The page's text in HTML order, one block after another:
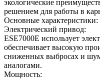
экологические
решением для работы в
Основные характеристики:
Электрический привод:
ESE7000E использует
обеспечивает высокую
сниженных выбросах и
аналогами.
Мощность: